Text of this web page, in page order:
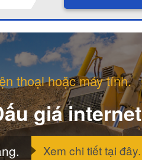
thoại hoặc máy tính.
giá internet
Xem chi tiết tại đây.